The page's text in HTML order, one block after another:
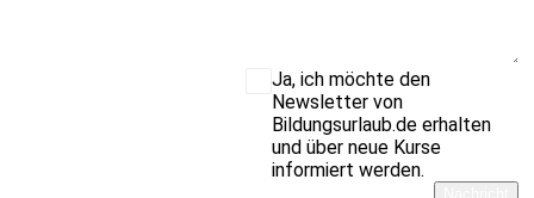
Ja, ich möchte den
Newsletter von
Bildungsurlaub.de erhalten
und über neue Kurse
informiert werden.